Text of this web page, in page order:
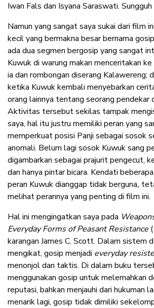
Iwan Fals dan Isyana Saraswati. Sungguh
Namun yang sangat saya sukai dari film
kecil yang bermakna besar bernama
ada dua segmen bergosip yang sangat
Kuwuk di warung makan menceritakan
ia dan rombongan diserang Kalawereng;
ketika Kuwuk kembali menyebarkan
orang lainnya tentang seorang pendekar
Aktivitas tersebut sekilas tampak
saya, hal itu justru memiliki peran yang
memperkuat posisi Panji sebagai sosok
anomali. Belum lagi sosok Kuwuk sang
digambarkan sebagai prajurit pengecut,
dan hanya pintar bicara. Kendati beberapa
peran Kuwuk dianggap tidak berguna,
melihat perannya yang penting di film ini.
Hal ini mengingatkan saya pada
Everyday Forms of Peasant Resistance
karangan James C. Scott. Dalam sistem
mengikat, gosip menjadi everyday
menonjol dan taktis. Di dalam buku
menggunakan gosip untuk melemahkan
reputasi, bahkan menjauhi dari hukuman
menarik lagi, gosip tidak dimiliki